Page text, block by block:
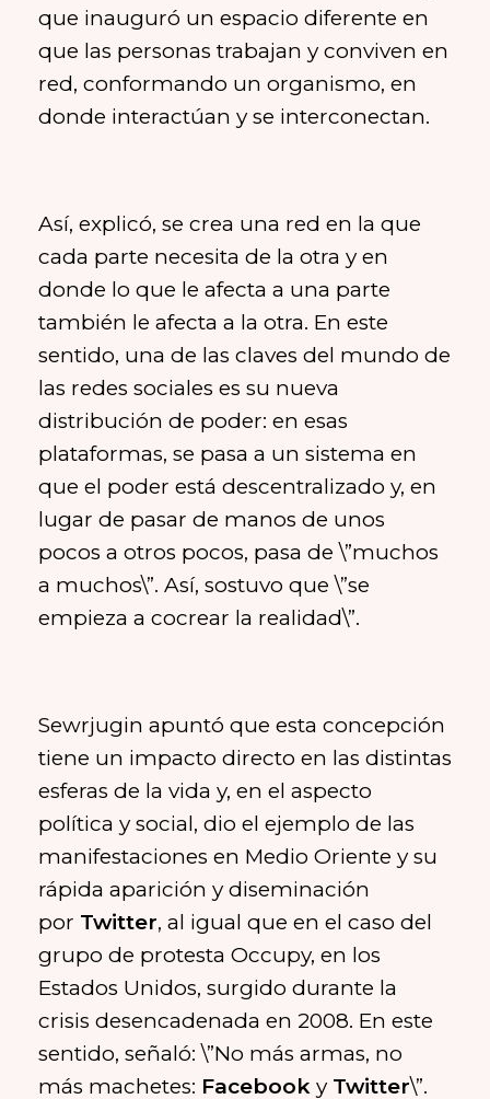
que inauguró un espacio diferente en
que las personas trabajan y conviven en
red, conformando un organismo, en
donde interactúan y se interconectan.
Así, explicó, se crea una red en la que
cada parte necesita de la otra y en
donde lo que le afecta a una parte
también le afecta a la otra. En este
sentido, una de las claves del mundo de
las redes sociales es su nueva
distribución de poder: en esas
plataformas, se pasa a un sistema en
que el poder está descentralizado y, en
lugar de pasar de manos de unos
pocos a otros pocos, pasa de \”muchos
a muchos\”. Así, sostuvo que \”se
empieza a cocrear la realidad\”.
Sewrjugin apuntó que esta concepción
tiene un impacto directo en las distintas
esferas de la vida y, en el aspecto
política y social, dio el ejemplo de las
manifestaciones en Medio Oriente y su
rápida aparición y diseminación
por Twitter, al igual que en el caso del
grupo de protesta Occupy, en los
Estados Unidos, surgido durante la
crisis desencadenada en 2008. En este
sentido, señaló: \”No más armas, no
más machetes: Facebook y Twitter\”.